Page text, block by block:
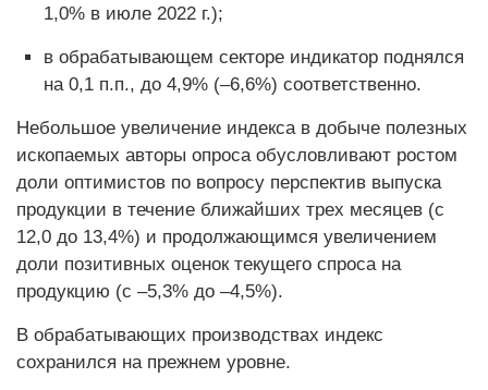
1,0% в июле 2022 г.);
в обрабатывающем секторе индикатор поднялся
на 0,1 п.п., до 4,9% (–6,6%) соответственно.
Небольшое увеличение индекса в добыче полезных
ископаемых авторы опроса обусловливают ростом
доли оптимистов по вопросу перспектив выпуска
продукции в течение ближайших трех месяцев (с
12,0 до 13,4%) и продолжающимся увеличением
доли позитивных оценок текущего спроса на
продукцию (с –5,3% до –4,5%).
В обрабатывающих производствах индекс
сохранился на прежнем уровне.